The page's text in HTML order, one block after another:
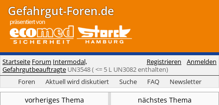
Gefahrgut-Foren.de
Registrieren Anmelden
Startseite Forum Intermodal,
Gefahrgutbeauftragte UN3548 ( <= 5 L UN3082 enthalten)
Foren
Aktuell wird diskutiert Suche FAQ Newsletter
vorheriges Thema nächstes Thema